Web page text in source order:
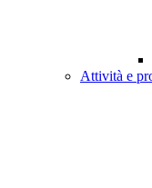
Attività e